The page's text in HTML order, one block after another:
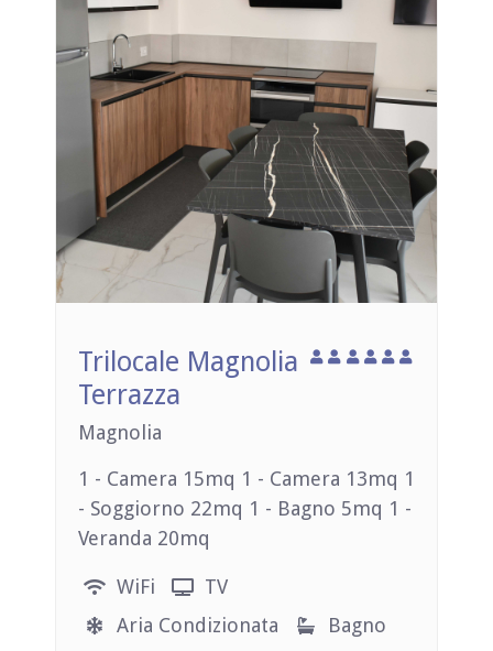
Trilocale Magnolia
Terrazza
Magnolia
1 - Camera 15mq 1 - Camera 13mq 1
- Soggiorno 22mq 1 - Bagno 5mq 1 -
Veranda 20mq
WiFi
TV
Aria Condizionata
Bagno